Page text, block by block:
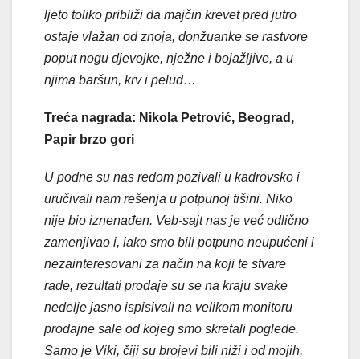
ljeto toliko približi da majčin krevet pred jutro
ostaje vlažan od znoja, donžuanke se rastvore
poput nogu djevojke, nježne i bojažljive, a u
njima baršun, krv i pelud…
Treća nagrada: Nikola Petrović, Beograd,
Papir brzo gori
U podne su nas redom pozivali u kadrovsko i
uručivali nam rešenja u potpunoj tišini. Niko
nije bio iznenađen. Veb-sajt nas je već odlično
zamenjivao i, iako smo bili potpuno neupućeni i
nezainteresovani za način na koji te stvare
rade, rezultati prodaje su se na kraju svake
nedelje jasno ispisivali na velikom monitoru
prodajne sale od kojeg smo skretali poglede.
Samo je Viki, čiji su brojevi bili niži i od mojih,